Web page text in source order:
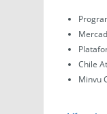
Chile
Minvu